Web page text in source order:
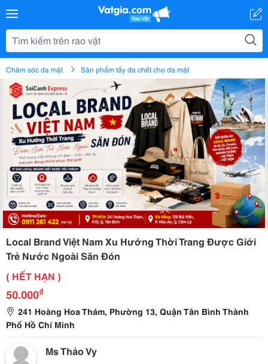
Chăm sóc da mặt Sản phẩm tẩy da chết cho da mặt
Local Brand Việt Nam Xu Hướng Thời Trang Được Giới
Trẻ Nước Ngoài Săn Đón
( HẾT HẠN )
50.000₫
241 Hoàng Hoa Thám, Phường 13, Quận Tân Bình Thành
Phố Hồ Chí Minh
Ms Thảo Vy